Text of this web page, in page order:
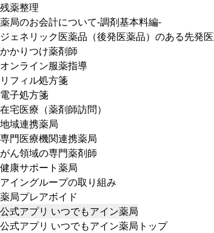
残薬整理
薬局のお会計について-調剤基本料編-
ジェネリック医薬品（後発医薬品）のある先発
かかりつけ薬剤師
オンライン服薬指導
リフィル処方箋
電子処方箋
在宅医療（薬剤師訪問）
地域連携薬局
専門医療機関連携薬局
がん領域の専門薬剤師
健康サポート薬局
アイングループの取り組み
薬局プレアボイド
公式アプリ いつでもアイン薬局
公式アプリ いつでもアイン薬局トップ